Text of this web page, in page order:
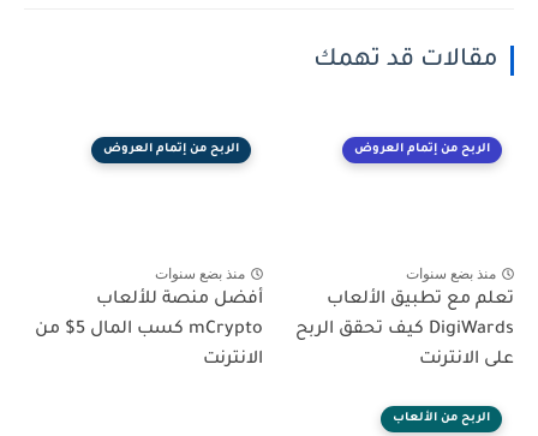
مقالات قد تهمك
الربح من إتمام العروض
منذ بضع سنوات
تعلم مع تطبيق الألعاب
DigiWards كيف تحقق الربح
على الانترنت
الربح من إتمام العروض
منذ بضع سنوات
أفضل منصة للألعاب
mCrypto كسب المال 5$ من
الانترنت
الربح من الألعاب